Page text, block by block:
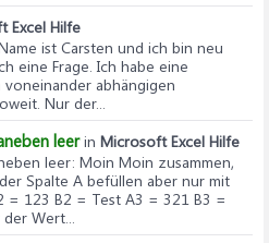
Excel Hilfe
ist Carsten und ich bin neu
eine Frage. Ich habe eine
abhängigen
Nur der...
leerin Microsoft Excel Hilfe
leer: Moin Moin zusammen,
Spalte A befüllen aber nur mit
= 123 B2 = Test A3 = 321 B3 =
Wert...